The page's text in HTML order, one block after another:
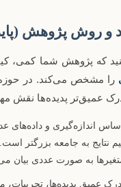
و روش پژوهش
که پژوهش شما کمی،
را مشخص می‌کند. در حوزه
عمیق‌تر پدیده‌ها نقش
اساس اندازه‌گیری و
نتایج به جامعه بزرگتر
به صورت عددی بیان
عمیق پدیده‌ها، تجربیات،